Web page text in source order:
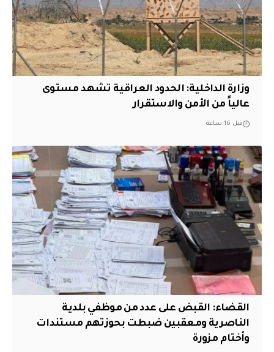
وزارة الداخلية: الحدود العراقية تشهد مستوى
عالياً من الأمن والاستقرار
قبل 16 ساعة
القضاء: القبض على عدد من موظفي بلدية
الناصرية ومعقبين ضبطت بحوزتهم مستندات
وأختام مزورة